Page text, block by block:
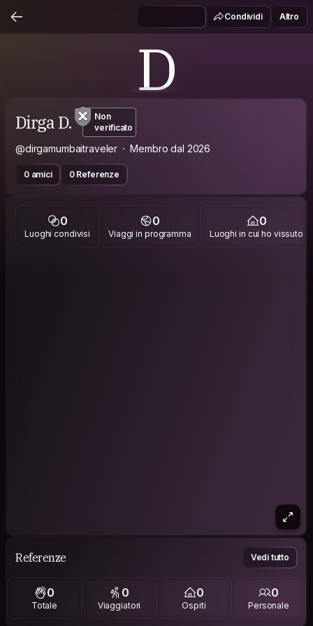
Condividi Altro
D
Dirga D.
Non
verificato
@dirgamumbaitraveler Membro dal 2026
0 amici 0 Referenze
0
Luoghi condivisi
0
Viaggi in programma
0
Luoghi in cui ho vissuto
Referenze Vedi tutto
0
Totale
0
Viaggiatori
0
Ospiti
0
Personale